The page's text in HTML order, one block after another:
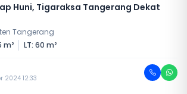
Huni, Tigaraksa Tangerang Dekat
Tangerang
m² LT: 60 m²
2024 12:33